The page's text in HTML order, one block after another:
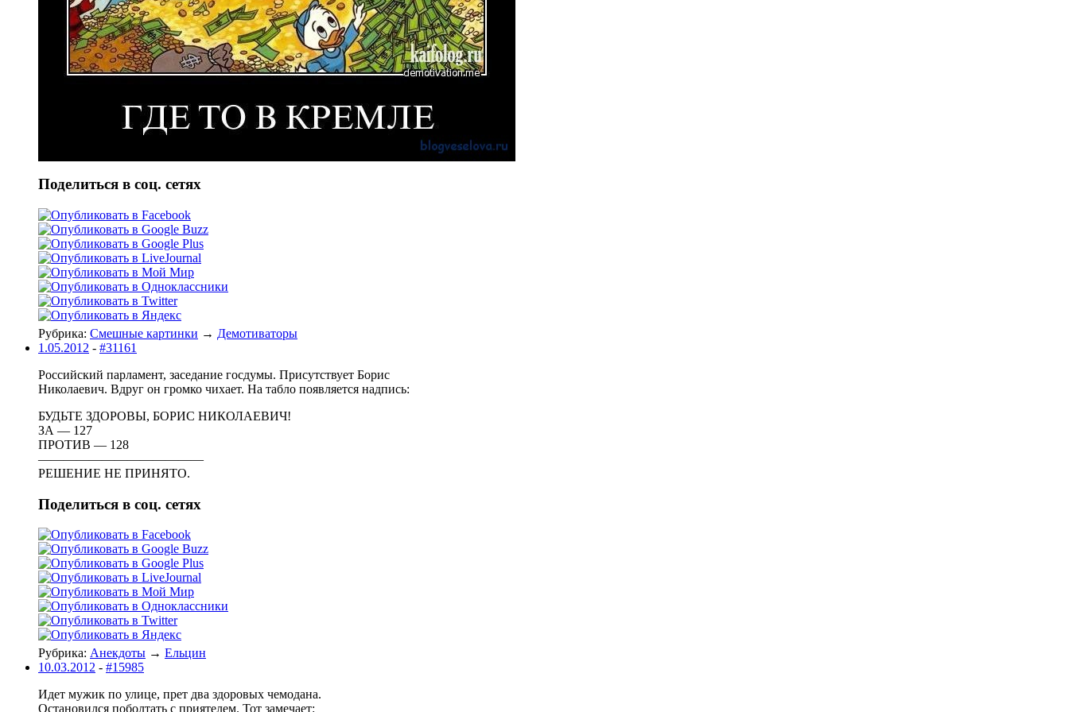
Поделиться в соц. сетях
Рубрика: Смешные картинки → Демотиваторы
1.05.2012 - #31161
Российский парламент, заседание госдумы. Присутствует Борис
Николаевич. Вдруг он громко чихает. На табло появляется надпись:
БУДЬТЕ ЗДОРОВЫ, БОРИС НИКОЛАЕВИЧ!
ЗА — 127
ПРОТИВ — 128
—————————————
РЕШЕНИЕ НЕ ПРИНЯТО.
Поделиться в соц. сетях
Рубрика: Анекдоты → Ельцин
10.03.2012 - #15985
Идет мужик по улице, прет два здоровых чемодана.
Остановился поболтать с приятелем. Тот замечает: